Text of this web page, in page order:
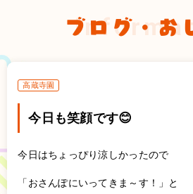
ブログ・お
高蔵寺園
今日も笑顔です😊
今日はちょっぴり涼しかったので
「おさんぽにいってきま～す！」と